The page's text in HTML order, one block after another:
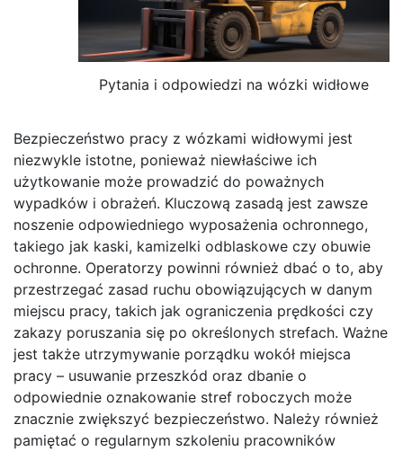
Pytania i odpowiedzi na wózki widłowe
Bezpieczeństwo pracy z wózkami widłowymi jest
niezwykle istotne, ponieważ niewłaściwe ich
użytkowanie może prowadzić do poważnych
wypadków i obrażeń. Kluczową zasadą jest zawsze
noszenie odpowiedniego wyposażenia ochronnego,
takiego jak kaski, kamizelki odblaskowe czy obuwie
ochronne. Operatorzy powinni również dbać o to, aby
przestrzegać zasad ruchu obowiązujących w danym
miejscu pracy, takich jak ograniczenia prędkości czy
zakazy poruszania się po określonych strefach. Ważne
jest także utrzymywanie porządku wokół miejsca
pracy – usuwanie przeszkód oraz dbanie o
odpowiednie oznakowanie stref roboczych może
znacznie zwiększyć bezpieczeństwo. Należy również
pamiętać o regularnym szkoleniu pracowników